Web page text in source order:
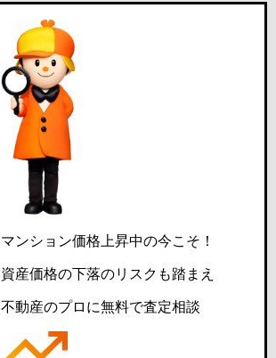
マンション価格上昇中の今こそ！
資産価格の下落のリスクも踏まえ
不動産のプロに無料で査定相談